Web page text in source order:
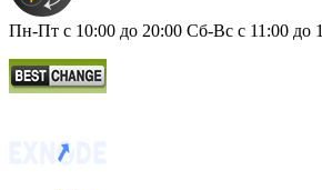
Пн-Пт с 10:00 до 20:00 Сб-Вс с 11:00 до